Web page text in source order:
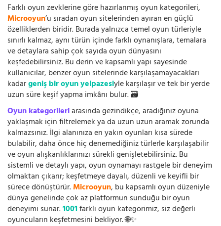
Farklı oyun zevklerine göre hazırlanmış oyun kategorileri,
Microoyun’u sıradan oyun sitelerinden ayıran en güçlü
özelliklerden biridir. Burada yalnızca temel oyun türleriyle
sınırlı kalmaz, aynı türün içinde farklı oynanışlara, temalara
ve detaylara sahip çok sayıda oyun dünyasını
keşfedebilirsiniz. Bu derin ve kapsamlı yapı sayesinde
kullanıcılar, benzer oyun sitelerinde karşılaşamayacakları
kadargeniş bir oyun yelpazesiyle karşılaşır ve tek bir yerde
uzun süre keşif yapma imkânı bulur. 🗃️
Oyun kategorileriarasında gezindikçe, aradığınız oyuna
yaklaşmak için filtrelemek ya da uzun uzun aramak zorunda
kalmazsınız. İlgi alanınıza en yakın oyunları kısa sürede
bulabilir, daha önce hiç denemediğiniz türlerle karşılaşabilir
ve oyun alışkanlıklarınızı sürekli genişletebilirsiniz. Bu
sistemli ve detaylı yapı, oyun oynamayı rastgele bir deneyim
olmaktan çıkarır; keşfetmeye dayalı, düzenli ve keyifli bir
sürece dönüştürür.Microoyun, bu kapsamlı oyun düzeniyle
dünya genelinde çok az platformun sunduğu bir oyun
deneyimi sunar.1001farklı oyun kategorimiz, siz değerli
oyuncuların keşfetmesini bekliyor. 🌐✨